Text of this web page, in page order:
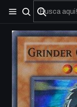
No olviden